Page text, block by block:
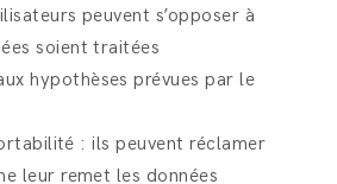
peuvent s’opposer à
soient traitées
hypothèses prévues par le
: ils peuvent réclamer
leur remet les données